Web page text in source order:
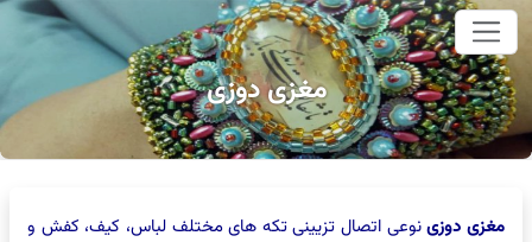
اصلی
مغزی دوزی
مغزی دوزینوعی اتصال تزیینی تکه های مختلف لباس، کیف، کفش و